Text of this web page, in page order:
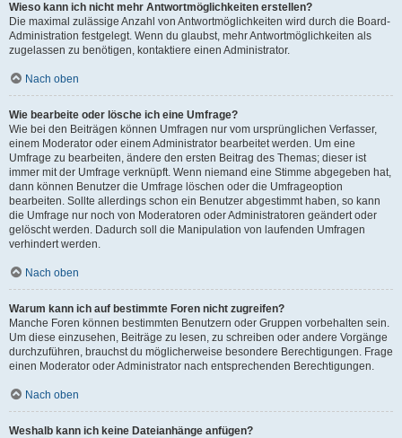
Wieso kann ich nicht mehr Antwortmöglichkeiten erstellen?
Die maximal zulässige Anzahl von Antwortmöglichkeiten wird durch die Board-
Administration festgelegt. Wenn du glaubst, mehr Antwortmöglichkeiten als
zugelassen zu benötigen, kontaktiere einen Administrator.
Nach oben
Wie bearbeite oder lösche ich eine Umfrage?
Wie bei den Beiträgen können Umfragen nur vom ursprünglichen Verfasser,
einem Moderator oder einem Administrator bearbeitet werden. Um eine
Umfrage zu bearbeiten, ändere den ersten Beitrag des Themas; dieser ist
immer mit der Umfrage verknüpft. Wenn niemand eine Stimme abgegeben hat,
dann können Benutzer die Umfrage löschen oder die Umfrageoption
bearbeiten. Sollte allerdings schon ein Benutzer abgestimmt haben, so kann
die Umfrage nur noch von Moderatoren oder Administratoren geändert oder
gelöscht werden. Dadurch soll die Manipulation von laufenden Umfragen
verhindert werden.
Nach oben
Warum kann ich auf bestimmte Foren nicht zugreifen?
Manche Foren können bestimmten Benutzern oder Gruppen vorbehalten sein.
Um diese einzusehen, Beiträge zu lesen, zu schreiben oder andere Vorgänge
durchzuführen, brauchst du möglicherweise besondere Berechtigungen. Frage
einen Moderator oder Administrator nach entsprechenden Berechtigungen.
Nach oben
Weshalb kann ich keine Dateianhänge anfügen?